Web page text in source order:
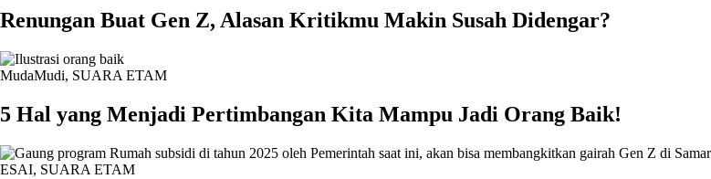
Renungan Buat Gen Z, Alasan Kritikmu Makin Susah Didengar?
MudaMudi, SUARA ETAM
5 Hal yang Menjadi Pertimbangan Kita Mampu Jadi Orang Baik!
ESAI, SUARA ETAM